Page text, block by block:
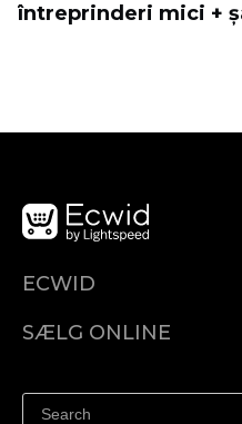
întreprinderi mici +
ECWID
Pris
SÆLG ONLINE
Sælg på Facebook